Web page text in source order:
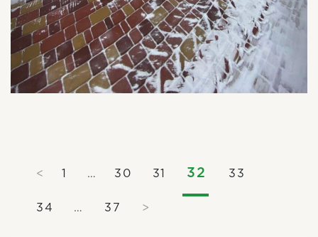
< … 30 31 32 33
34 … 37 >